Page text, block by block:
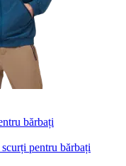
bărbați
pentru bărbați